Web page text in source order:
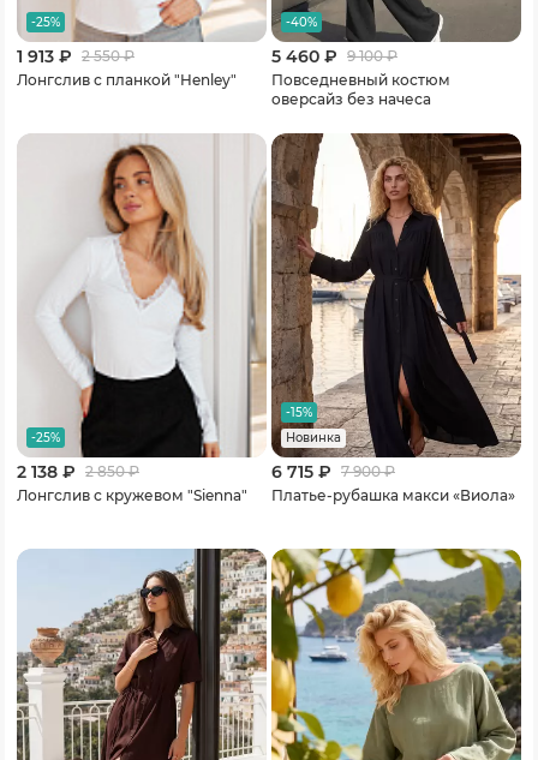
-25%
1 913 ₽ 2 550₽
Лонгслив с планкой "Henley"
-40%
5 460 ₽ 9 100₽
Повседневный костюм
оверсайз без начеса
-25%
2 138 ₽ 2 850₽
Лонгслив с кружевом "Sienna"
-15%
Новинка
6 715 ₽ 7 900₽
Платье-рубашка макси «Виола»